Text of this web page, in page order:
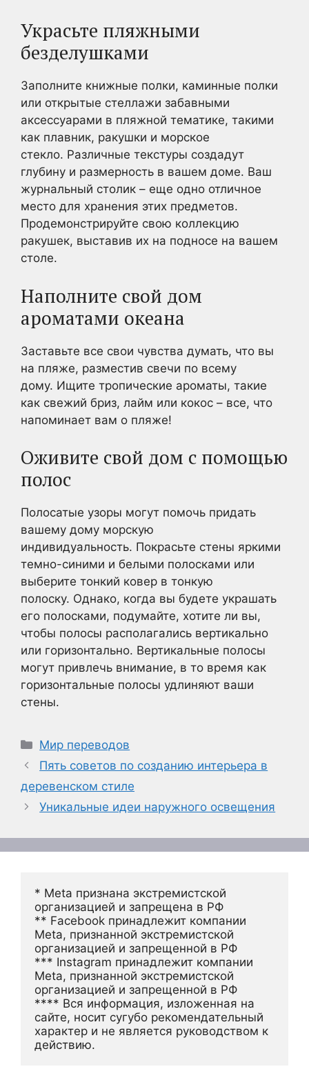
Украсьте пляжными
безделушками
Заполните книжные полки, каминные полки
или открытые стеллажи забавными
аксессуарами в пляжной тематике, такими
как плавник, ракушки и морское
стекло. Различные текстуры создадут
глубину и размерность в вашем доме. Ваш
журнальный столик – еще одно отличное
место для хранения этих предметов.
Продемонстрируйте свою коллекцию
ракушек, выставив их на подносе на вашем
столе.
Наполните свой дом
ароматами океана
Заставьте все свои чувства думать, что вы
на пляже, разместив свечи по всему
дому. Ищите тропические ароматы, такие
как свежий бриз, лайм или кокос – все, что
напоминает вам о пляже!
Оживите свой дом с помощью
полос
Полосатые узоры могут помочь придать
вашему дому морскую
индивидуальность. Покрасьте стены яркими
темно-синими и белыми полосками или
выберите тонкий ковер в тонкую
полоску. Однако, когда вы будете украшать
его полосками, подумайте, хотите ли вы,
чтобы полосы располагались вертикально
или горизонтально. Вертикальные полосы
могут привлечь внимание, в то время как
горизонтальные полосы удлиняют ваши
стены.
Рубрики
Мир переводов
Пять советов по созданию интерьера в
деревенском стиле
Уникальные идеи наружного освещения
* Meta признана экстремистской
организацией и запрещена в РФ
** Facebook принадлежит компании
Meta, признанной экстремистской
организацией и запрещенной в РФ
*** Instagram принадлежит компании
Meta, признанной экстремистской
организацией и запрещенной в РФ
**** Вся информация, изложенная на
сайте, носит сугубо рекомендательный
характер и не является руководством к
действию.